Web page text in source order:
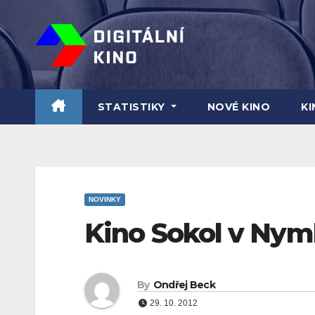
to
content
STATISTIKY NOVÉ KINO
NOVINKY
Kino Sokol v
By Ondřej Beck
29. 10. 2012